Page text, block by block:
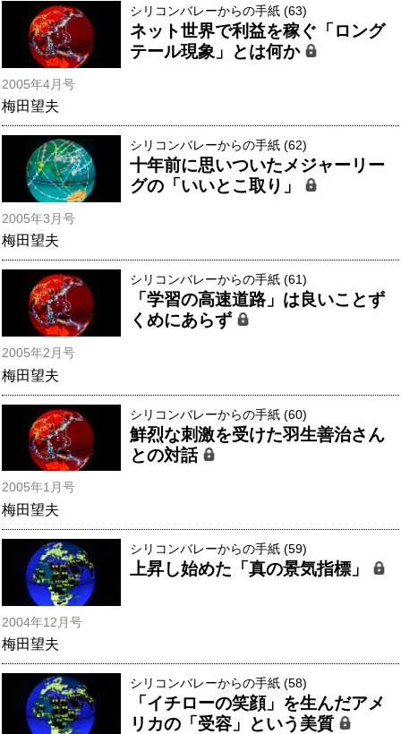
シリコンバレーからの手紙 (63)
ネット世界で利益を稼ぐ「ロング
テール現象」とは何か
2005年4月号
梅田望夫
シリコンバレーからの手紙 (62)
十年前に思いついたメジャーリー
グの「いいとこ取り」
2005年3月号
梅田望夫
シリコンバレーからの手紙 (61)
「学習の高速道路」は良いことず
くめにあらず
2005年2月号
梅田望夫
シリコンバレーからの手紙 (60)
鮮烈な刺激を受けた羽生善治さん
との対話
2005年1月号
梅田望夫
シリコンバレーからの手紙 (59)
上昇し始めた「真の景気指標」
2004年12月号
梅田望夫
シリコンバレーからの手紙 (58)
「イチローの笑顔」を生んだアメ
リカの「受容」という美質